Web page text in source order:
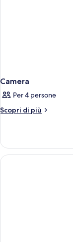
Camera
Per 4 persone
Scopri di più
Altri